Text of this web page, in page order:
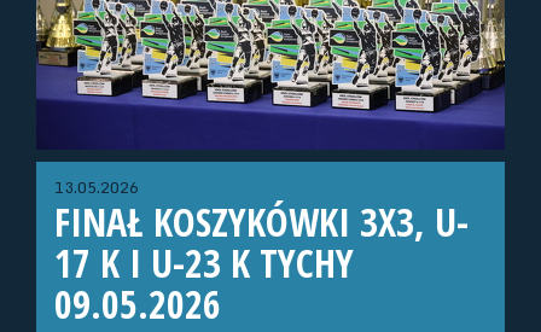
13.05.2026
FINAŁ KOSZYKÓWKI 3X3, U-
17 K I U-23 K TYCHY
09.05.2026